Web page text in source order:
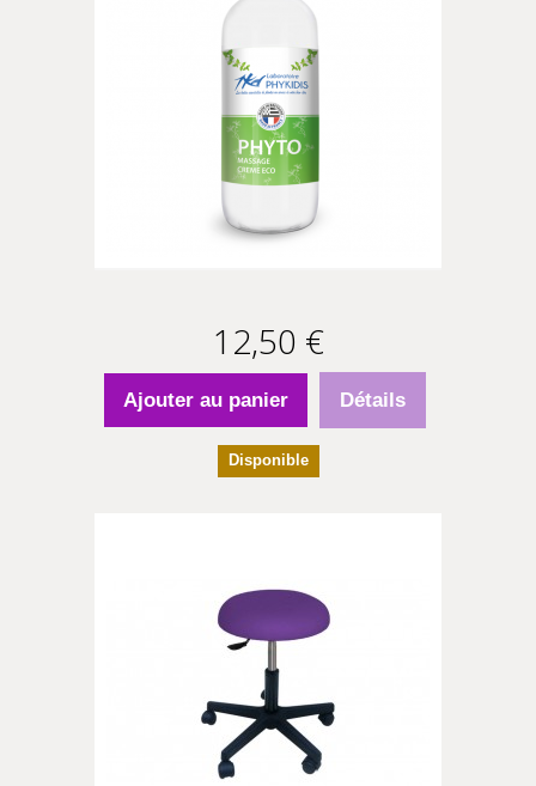
12,50 €
Ajouter au panier Détails
Disponible